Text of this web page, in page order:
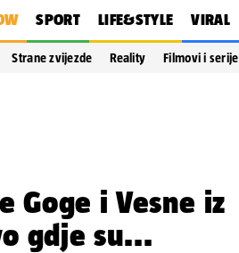
SPORT LIFE&STYLE VIRAL
Strane zvijezde Reality Filmovi i serije
Goge i Vesne iz
gdje su...